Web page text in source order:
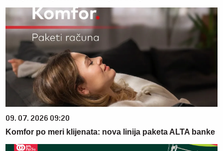
09. 07. 2026 09:20
Komfor po meri klijenata: nova linija paketa ALTA banke